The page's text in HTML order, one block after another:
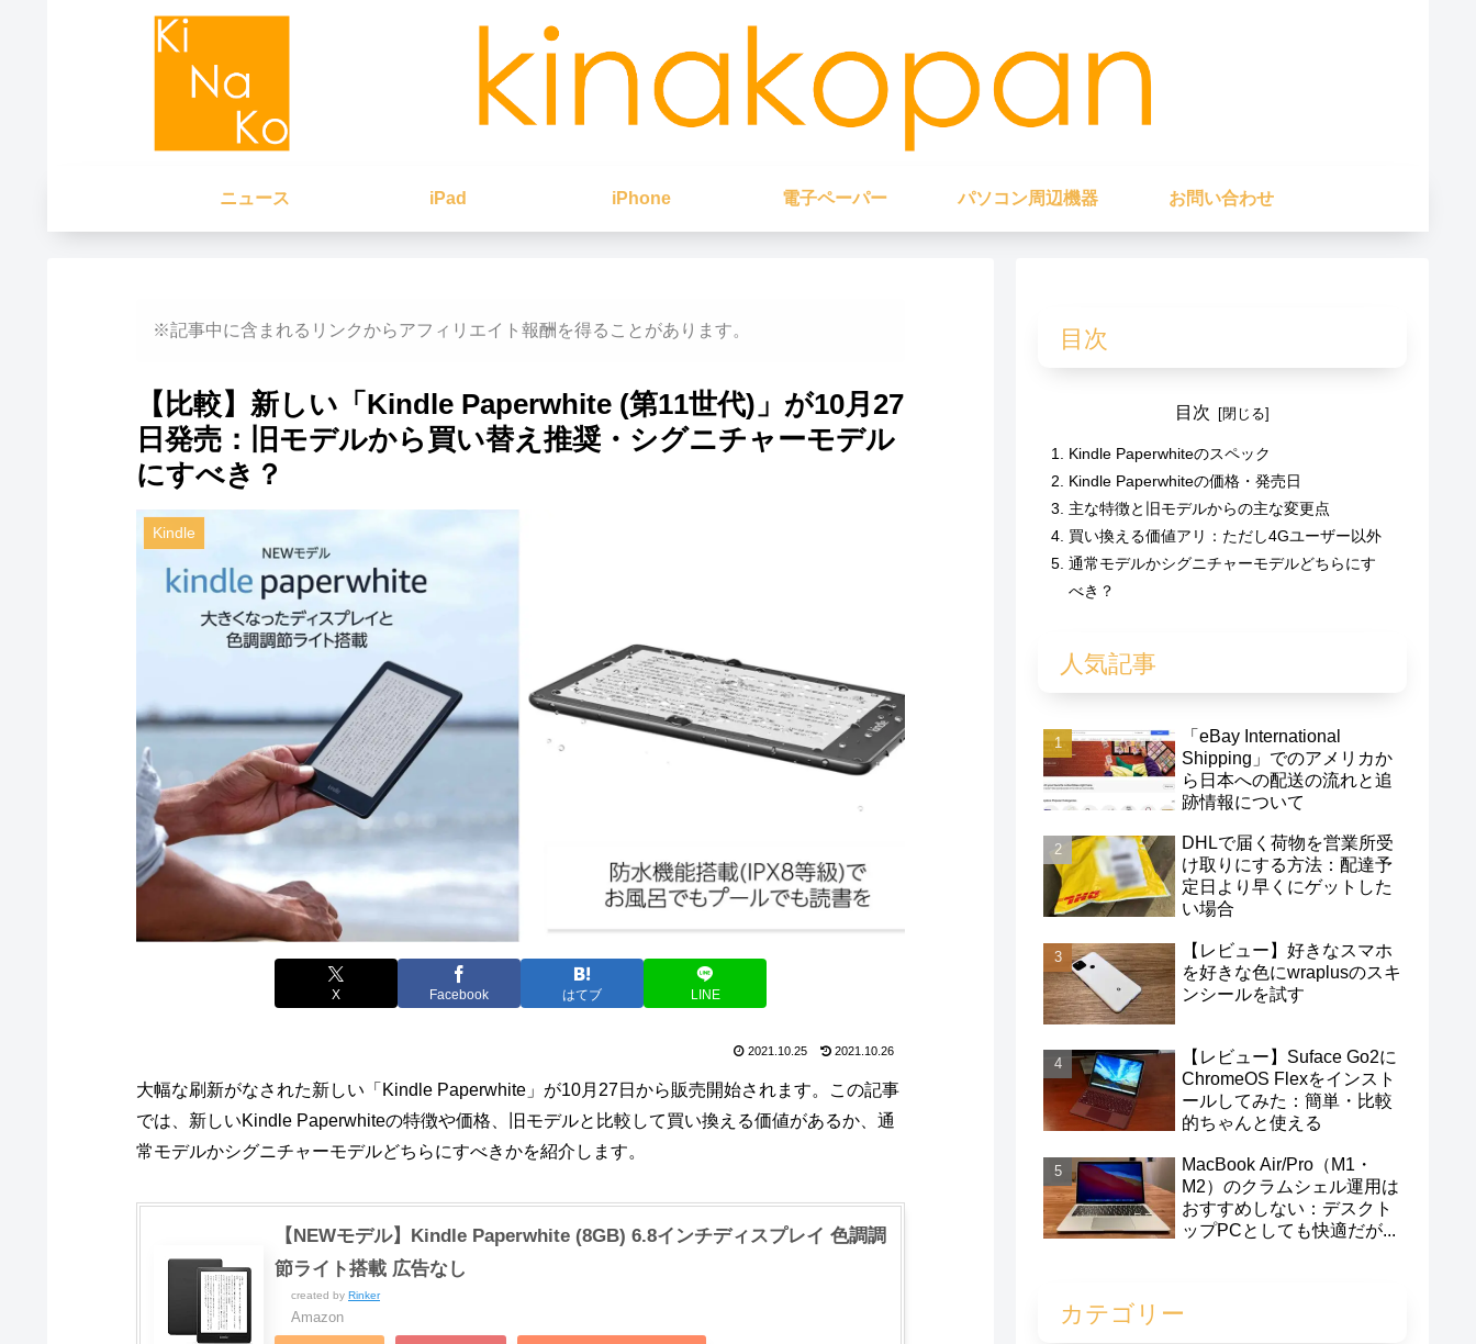
ニュース iPad iPhone 電子ペーパー パソコン周辺機器 お問い合わせ
※記事中に含まれるリンクからアフィリエイト報酬を得ることがあります。
【比較】新しい「Kindle Paperwhite (第11世代)」が10月27
日発売：旧モデルから買い替え推奨・シグニチャーモデル
にすべき？
Kindle
X Facebook はてブ LINE
2021.10.25 2021.10.26
大幅な刷新がなされた新しい「Kindle Paperwhite」が10月27日から販売開始されます。この記事
では、新しいKindle Paperwhiteの特徴や価格、旧モデルと比較して買い換える価値があるか、通
常モデルかシグニチャーモデルどちらにすべきかを紹介します。
【NEWモデル】Kindle Paperwhite (8GB) 6.8インチディスプレイ 色調調
節ライト搭載 広告なし
created by Rinker
Amazon
目次
目次
Kindle Paperwhiteのスペック
Kindle Paperwhiteの価格・発売日
主な特徴と旧モデルからの主な変更点
買い換える価値アリ：ただし4Gユーザー以外
通常モデルかシグニチャーモデルどちらにす
べき？
人気記事
「eBay International
Shipping」でのアメリカか
ら日本への配送の流れと追
跡情報について
DHLで届く荷物を営業所受
け取りにする方法：配達予
定日より早くにゲットした
い場合
【レビュー】好きなスマホ
を好きな色にwraplusのスキ
ンシールを試す
【レビュー】Suface Go2に
ChromeOS Flexをインスト
ールしてみた：簡単・比較
的ちゃんと使える
MacBook Air/Pro（M1・
M2）のクラムシェル運用は
おすすめしない：デスクト
ップPCとしても快適だが...
カテゴリー